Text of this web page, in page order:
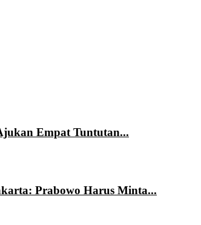
Empat Tuntutan...
Prabowo Harus Minta...